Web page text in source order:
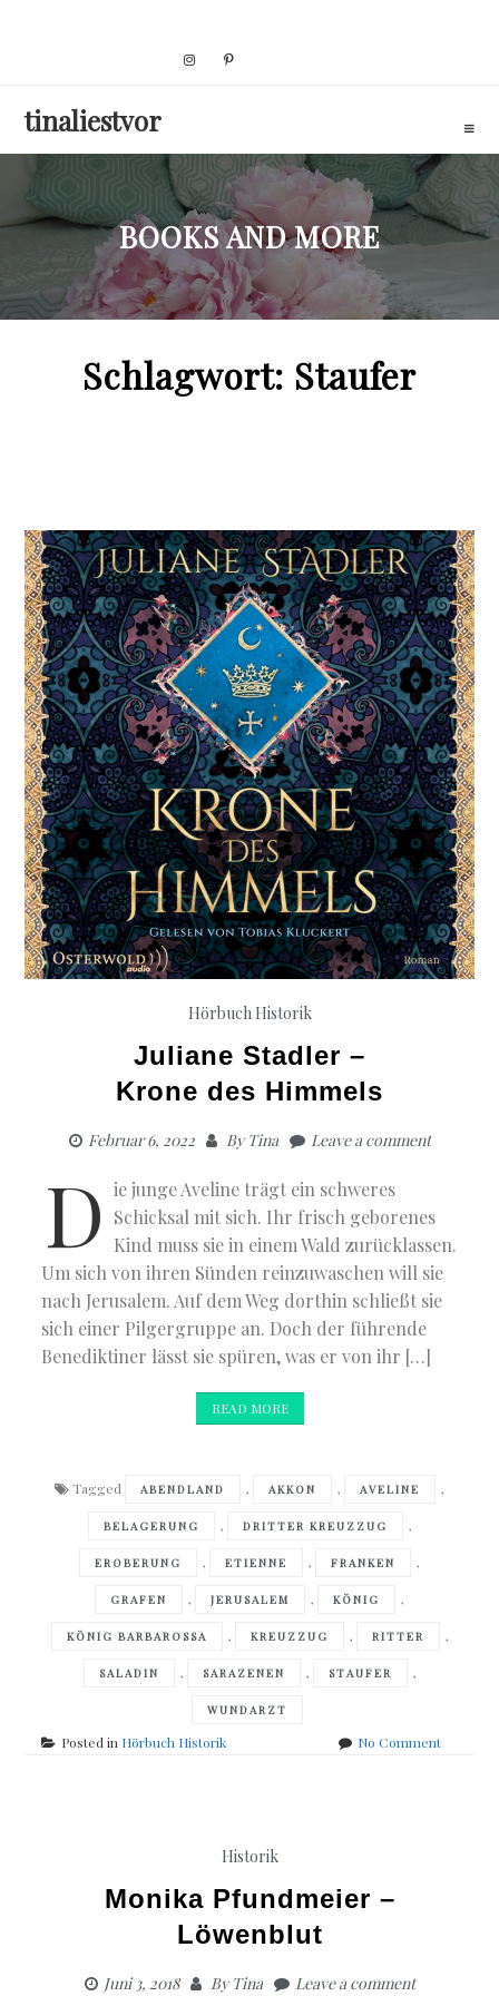
tinaliestvor
BOOKS AND MORE
Schlagwort: Staufer
Hörbuch Historik
Juliane Stadler –
Krone des Himmels
Februar 6, 2022 ByTina Leave a comment
D ie junge Aveline trägt ein schweres
Schicksal mit sich. Ihr frisch geborenes
Kind muss sie in einem Wald zurücklassen.
Um sich von ihren Sünden reinzuwaschen will sie
nach Jerusalem. Auf dem Weg dorthin schließt sie
sich einer Pilgergruppe an. Doch der führende
Benediktiner lässt sie spüren, was er von ihr […]
READ MORE
Tagged ABENDLAND , AKKON , AVELINE ,
BELAGERUNG , DRITTER KREUZZUG ,
EROBERUNG , ETIENNE , FRANKEN ,
GRAFEN , JERUSALEM , KÖNIG ,
KÖNIG BARBAROSSA , KREUZZUG , RITTER ,
SALADIN , SARAZENEN , STAUFER ,
WUNDARZT
Posted in Hörbuch Historik No Commenton
Historik
Monika Pfundmeier –
Löwenblut
Juni 3, 2018 ByTina Leave a comment